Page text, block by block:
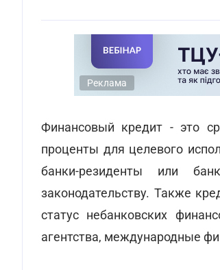
Реклама
Финансовый кредит - это
проценты для целевого
банки-резиденты или
законодательству. Также
статус небанковских
агентства, международные